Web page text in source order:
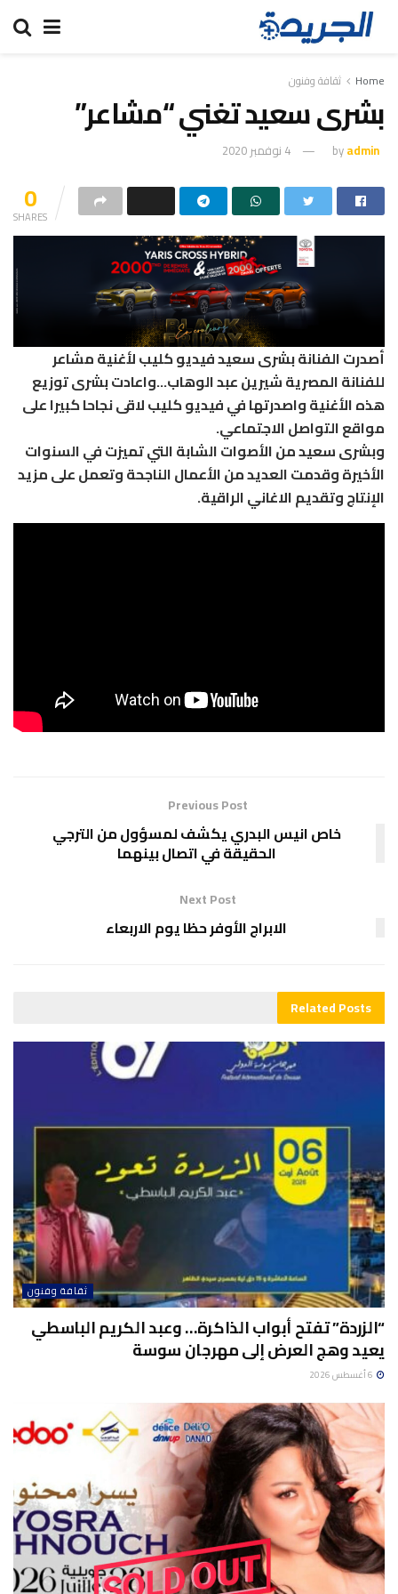
Home ثقافة وفنون
بشرى سعيد تغني “مشاعر”
byadmin 4 نوفمبر 2020
0
SHARES
أصدرت الفنانة بشرى سعيد فيديو كليب لأغنية مشاعر
للفنانة المصرية شيرين عبد الوهاب…واعادت بشرى توزيع
هذه الأغنية واصدرتها في فيديو كليب لاقى نجاحا كبيرا على
مواقع التواصل الاجتماعي.
وبشرى سعيد من الأصوات الشابة التي تميزت في السنوات
الأخيرة وقدمت العديد من الأعمال الناجحة وتعمل على مزيد
الإنتاج وتقديم الاغاني الراقية.
Previous Post
خاص انيس البدري يكشف لمسؤول من الترجي
الحقيقة في اتصال بينهما
Next Post
الابراج الأوفر حظا يوم الاربعاء
RelatedPosts
ثقافة وفنون
“الزردة” تفتح أبواب الذاكرة… وعبد الكريم الباسطي
يعيد وهج العرض إلى مهرجان سوسة